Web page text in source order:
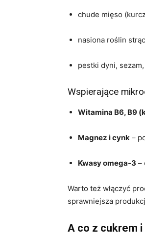
chude mięso
nasiona roślin
pestki dyni,
Wspierające
Witamina B6, B9
Magnez i cynk –
Kwasy omega-3 –
Warto też włączyć
sprawniejsza
A co z cukrem